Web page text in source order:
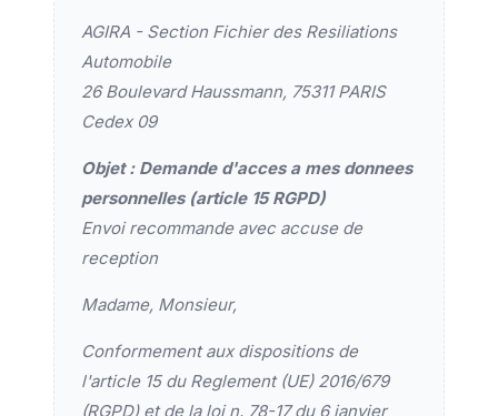
AGIRA - Section Fichier des Resiliations
Automobile
26 Boulevard Haussmann, 75311 PARIS
Cedex 09
Objet : Demande d'acces a mes donnees
personnelles (article 15 RGPD)
Envoi recommande avec accuse de
reception
Madame, Monsieur,
Conformement aux dispositions de
l'article 15 du Reglement (UE) 2016/679
(RGPD) et de la loi n. 78-17 du 6 janvier